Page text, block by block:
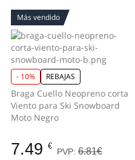
Más vendido
- 10% REBAJAS
Braga Cuello Neopreno corta
Viento para Ski Snowboard
Moto Negro
7.49 €
PVP:6.81€